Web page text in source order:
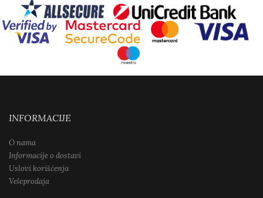
INFORMACIJE
O nama
Informacije o dostavi
Uslovi korišćenja
Veleprodaja